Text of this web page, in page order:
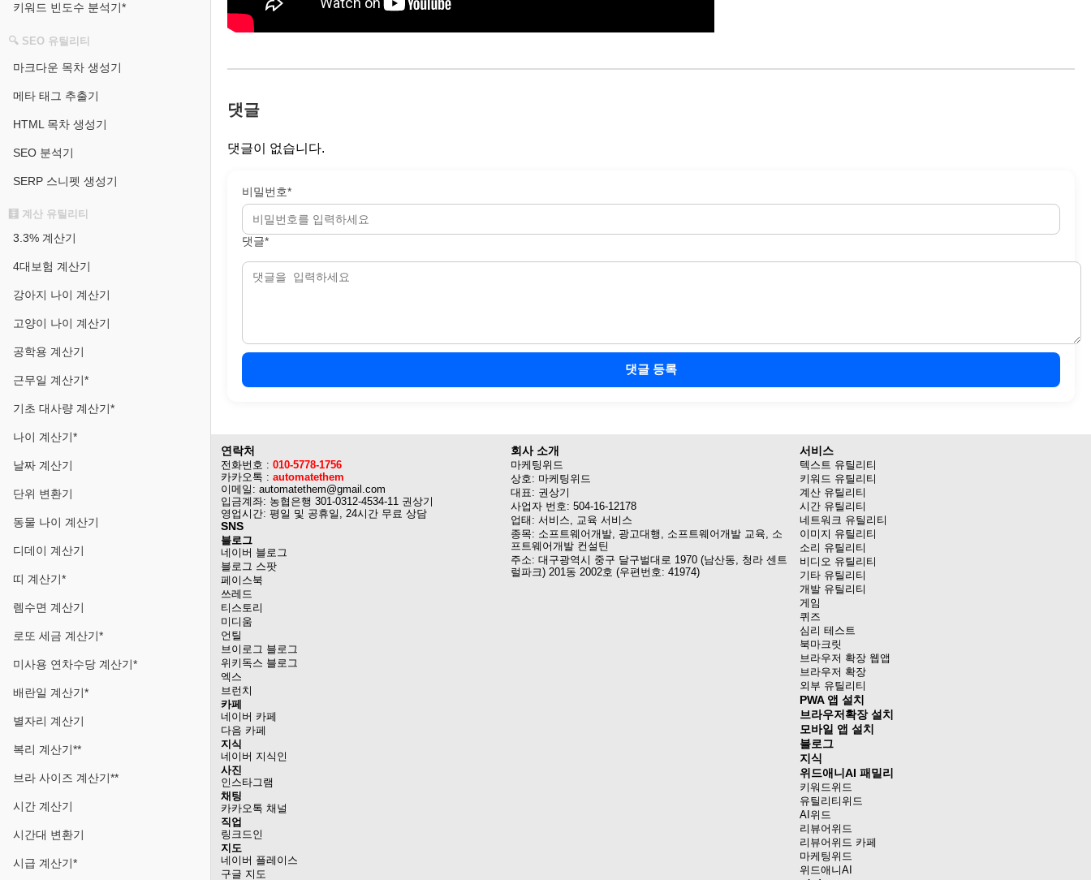
키워드 빈도수 분석기*
🔍 SEO 유틸리티
마크다운 목차 생성기
메타 태그 추출기
HTML 목차 생성기
SEO 분석기
SERP 스니펫 생성기
🧮 계산 유틸리티
3.3% 계산기
4대보험 계산기
강아지 나이 계산기
고양이 나이 계산기
공학용 계산기
근무일 계산기*
기초 대사량 계산기*
나이 계산기*
날짜 계산기
단위 변환기
동물 나이 계산기
디데이 계산기
띠 계산기*
렘수면 계산기
로또 세금 계산기*
미사용 연차수당 계산기*
배란일 계산기*
별자리 계산기
복리 계산기**
브라 사이즈 계산기**
시간 계산기
시간대 변환기
시급 계산기*
댓글
댓글이 없습니다.
비밀번호*
댓글*
댓글 등록
연락처
전화번호 : 010-5778-1756
카카오톡 : automatethem
이메일: automatethem@gmail.com
입금계좌: 농협은행 301-0312-4534-11 권상기
영업시간: 평일 및 공휴일, 24시간 무료 상담
SNS
블로그
네이버 블로그
블로그 스팟
페이스북
쓰레드
티스토리
미디움
언틸
브이로그 블로그
위키독스 블로그
엑스
브런치
카페
네이버 카페
다음 카페
지식
네이버 지식인
사진
인스타그램
채팅
카카오톡 채널
직업
링크드인
지도
네이버 플레이스
구글 지도
회사 소개
마케팅위드
상호: 마케팅위드
대표: 권상기
사업자 번호: 504-16-12178
업태: 서비스, 교육 서비스
종목: 소프트웨어개발, 광고대행, 소프트웨어개발 교육, 소
프트웨어개발 컨설틴
주소: 대구광역시 중구 달구벌대로 1970 (남산동, 청라 센트
럴파크) 201동 2002호 (우편번호: 41974)
서비스
텍스트 유틸리티
키워드 유틸리티
계산 유틸리티
시간 유틸리티
네트워크 유틸리티
이미지 유틸리티
소리 유틸리티
비디오 유틸리티
기타 유틸리티
개발 유틸리티
게임
퀴즈
심리 테스트
북마크릿
브라우저 확장 웹앱
브라우저 확장
외부 유틸리티
PWA 앱 설치
브라우저확장 설치
모바일 앱 설치
블로그
지식
위드애니AI 패밀리
키워드위드
유틸리티위드
AI위드
리뷰어위드
리뷰어위드 카페
마케팅위드
위드애니AI